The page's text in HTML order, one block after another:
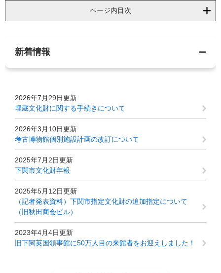
ページ内目次
新着情報
2026年7月29日更新
埋蔵文化財に関する手続きについて
2026年3月10日更新
考古博物館個別施設計画の改訂について
2025年7月2日更新
下関市文化財年報
2025年5月12日更新
（記者発表資料）下関市指定文化財の追加指定について
（旧秋田商会ビル）
2023年4月4日更新
旧下関英国領事館に50万人目の来館者をお迎えしました！